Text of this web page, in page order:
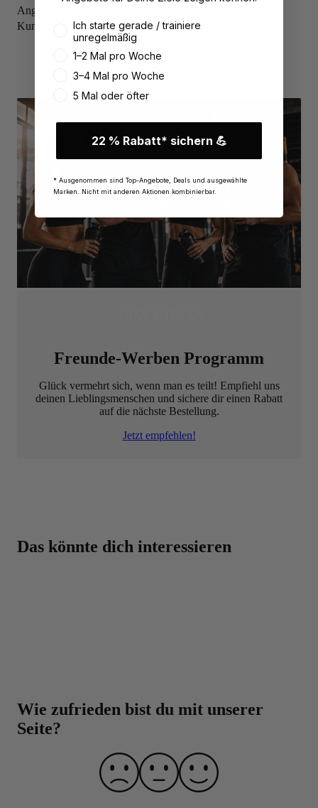
Angaben über Lebensmittel musste ein Teil der
Kundenmeinungen durch ein „*“ ersetzt werden.
Freunde-Werben Programm
Glück vermehrt sich, wenn man es teilt! Empfiehl uns
deinen Lieblingsmenschen und sichere dir einen Rabatt
auf die nächste Bestellung.
Jetzt empfehlen!
Das könnte dich interessieren
Beste Qualität zum besten Preis – dafür steht BODYLAB
Wie zufrieden bist du mit unserer
Seite?
Wie oft trainierst du aktuell?
Ich starte gerade / trainiere
unregelmäßig
1–2 Mal pro Woche
3–4 Mal pro Woche
5 Mal oder öfter
22 % Rabatt* sichern 💪
* Ausgenommen sind Top-Angebote, Deals und ausgewählte
Marken. Nicht mit anderen Aktionen kombinierbar.